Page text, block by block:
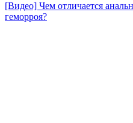
[Видео] Чем отличается
геморроя?